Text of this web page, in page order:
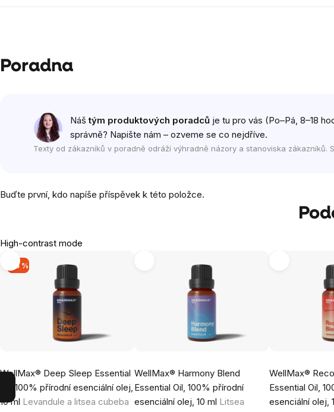
Poradna
Náštým produktových poradců je tu pro vás (Po–Pá, 8–18
správně? Napište nám – ozveme se co nejdříve.
Texty od zákazníků v poradně odráží výhradně názory a stanoviska zákazníků.
Buďte první, kdo napíše příspěvek k této položce.
High-contrast mode
-15 %
WellMax® Deep Sleep Essential
Oil, 100% přírodní esenciální olej,
10 ml Levandule a litsea cubeba
WellMax® Harmony Blend
Essential Oil, 100% přírodní
esenciální olej, 10 ml Litsea
WellMax®
Essential Oil,
esenciální olej,